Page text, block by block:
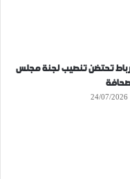
تحتضن تنصيب لجنة مجلس
24/07/2026